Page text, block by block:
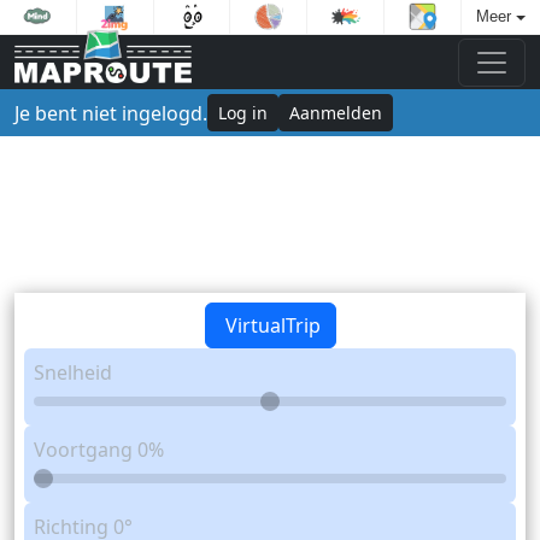
Meer
Je bent niet ingelogd. Log in Aanmelden
VirtualTrip
Snelheid
Voortgang 0%
Richting 0°